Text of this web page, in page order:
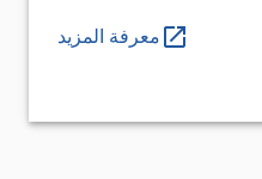
معرفة المزيد